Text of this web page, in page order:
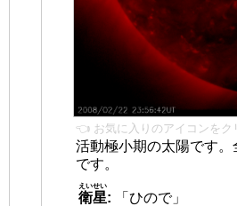
👈 お気に入りのアイコンをク
活動極小期の太陽です
です。
衛星
えいせい
:
「ひので」